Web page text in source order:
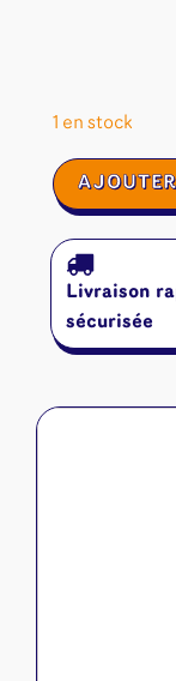
1 en stock
quantité
de
:
Mythes
Livraison
sécurisée